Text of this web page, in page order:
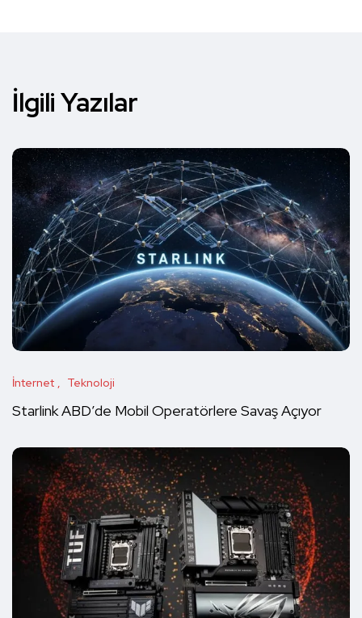
İlgili Yazılar
İnternet Teknoloji
Starlink ABD’de Mobil Operatörlere Savaş Açıyor